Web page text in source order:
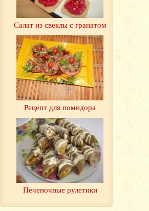
Салат из свеклы с гранатом
Рецепт для помидора
Печеночные рулетики